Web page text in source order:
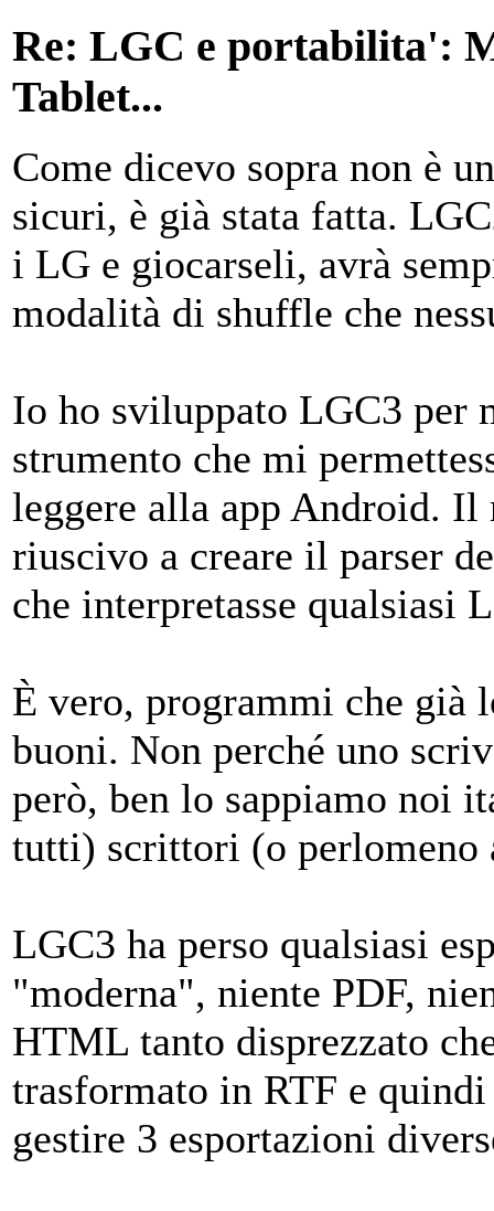
Re: LGC e portabilita':
Tablet...
Come dicevo sopra non è
sicuri, è già stata fatta.
i LG e giocarseli, avrà
modalità di shuffle che
Io ho sviluppato LGC3 per
strumento che mi
leggere alla app Android. Il
riuscivo a creare il parser
che interpretasse qualsiasi
È vero, programmi che già
buoni. Non perché uno
però, ben lo sappiamo noi
tutti) scrittori (o perlomeno
LGC3 ha perso qualsiasi
"moderna", niente PDF,
HTML tanto disprezzato
trasformato in RTF e
gestire 3 esportazioni